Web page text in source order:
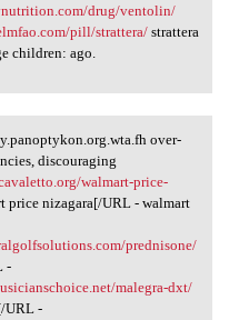
drug/ventolin/
pill/strattera/strattera
children: ago.
over-
discouraging
walmart-price-
price nizagara[/URL - walmart
prednisone/
-
malegra-dxt/
URL -